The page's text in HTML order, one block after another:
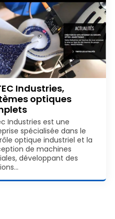
Industries,
optiques
Industries est une
spécialisée dans le
optique industriel et la
de machines
développant des